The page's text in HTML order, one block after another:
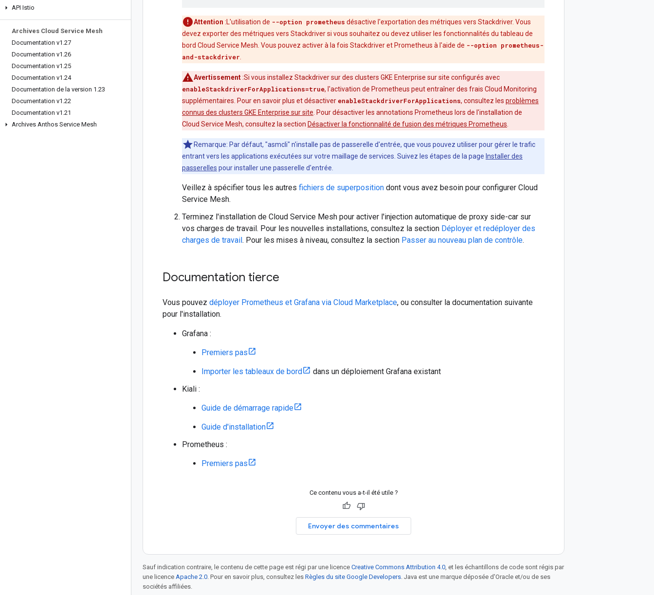
API Istio
Archives Cloud Service Mesh
Documentation v1 .27
Documentation v1 .26
Documentation v1 .25
Documentation v1 .24
Documentation de la version 1 .23
Documentation v1 .22
Documentation v1 .21
Archives Anthos Service Mesh
Attention :L'utilisation de --option prometheus désactive l'exportation des métriques vers Stackdriver. Vous
devez exporter des métriques vers Stackdriver si vous souhaitez ou devez utiliser les fonctionnalités du tableau de
bord Cloud Service Mesh. Vous pouvez activer à la fois Stackdriver et Prometheus à l'aide de --option prometheus-
and-stackdriver
Avertissement:Si vous installez Stackdriver sur des clusters GKE Enterprise sur site configurés avec
enableStackdriverForApplications=true, l'activation de Prometheus peut entraîner des frais Cloud Monitoring
supplémentaires. Pour en savoir plus et désactiver enableStackdriverForApplications, consultez les problèmes
connus des clusters GKE Enterprise sur site . Pour désactiver les annotations Prometheus lors de l'installation de
Cloud Service Mesh, consultez la section Désactiver la fonctionnalité de fusion des métriques Prometheus
Remarque: Par défaut, "asmcli" n'installe pas de passerelle d'entrée, que vous pouvez utiliser pour gérer le trafic
entrant vers les applications exécutées sur votre maillage de services. Suivez les étapes de la page Installer des
passerelles pour installer une passerelle d'entrée.
Veillez à spécifier tous les autres fichiers de superposition dont vous avez besoin pour configurer Cloud
Service Mesh.
Terminez l'installation de Cloud Service Mesh pour activer l'injection automatique de proxy side-car sur
vos charges de travail. Pour les nouvelles installations, consultez la section Déployer et redéployer des
charges de travail. Pour les mises à niveau, consultez la section Passer au nouveau plan de contrôle.
Documentation tierce
Vous pouvez déployer Prometheus et Grafana via Cloud Marketplace, ou consulter la documentation suivante
pour l'installation.
Grafana :
Premiers pas
Importer les tableaux de bord
dans un déploiement Grafana existant
Kiali :
Guide de démarrage rapide
Guide d'installation
Prometheus :
Premiers pas
Ce contenu vous a-t-il été utile ?
Envoyer des commentaires
Sauf indication contraire, le contenu de cette page est régi par une licence Creative Commons Attribution 4.0, et les échantillons de code sont régis par
une licence Apache 2.0. Pour en savoir plus, consultez les Règles du site Google Developers. Java est une marque déposée d'Oracle et/ou de ses
sociétés affiliées.